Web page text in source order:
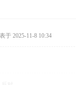
于 2025-11-8 10:34